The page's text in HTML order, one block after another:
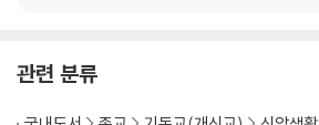
관련 분류